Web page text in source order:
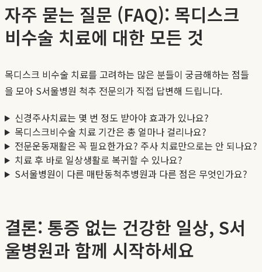
자주 묻는 질문 (FAQ): 목디스크
비수술 치료에 대한 모든 것
목디스크 비수술 치료를 고려하는 많은 분들이 궁금해하는 점들
을 모아 S서울병원 척추 전문의가 직접 답변해 드립니다.
신경주사치료는 몇 번 정도 받아야 효과가 있나요?
목디스크비수술 치료 기간은 총 얼마나 걸리나요?
전문운동재활은 꼭 필요한가요? 주사 치료만으로는 안 되나요?
치료 후 바로 일상생활로 복귀할 수 있나요?
S서울병원이 다른 매탄동척추병원과 다른 점은 무엇인가요?
결론: 통증 없는 건강한 일상, S서
울병원과 함께 시작하세요